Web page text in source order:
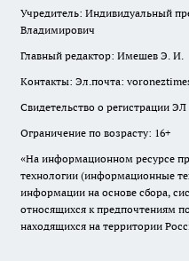
Учредитель: Индивидуальный
Владимирович
Главный редактор: Имешев Э. И.
Контакты: Эл.почта:
Свидетельство о регистрации
Ограничение по возрасту: 16+
«На информационном ресурсе
технологии (информационные
информации на основе сбора,
относящихся к предпочтениям
находящихся на территории